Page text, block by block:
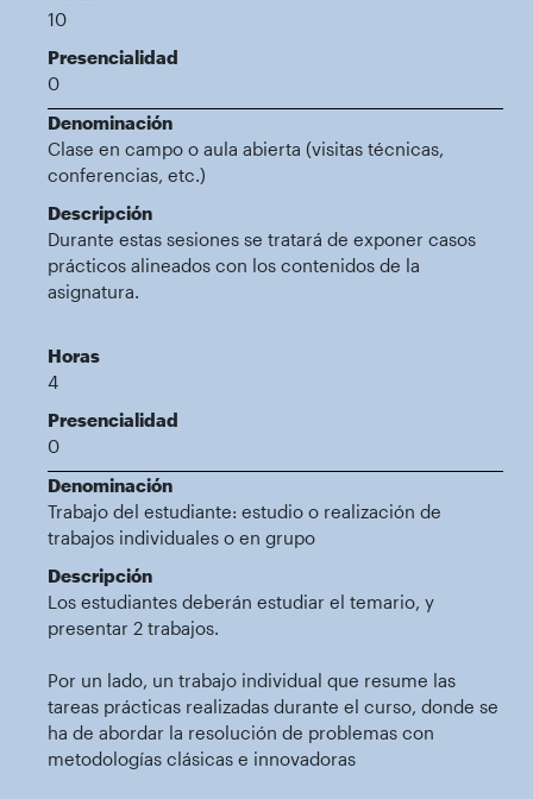
10
Presencialidad
0
Denominación
Clase en campo o aula abierta (visitas técnicas,
conferencias, etc.)
Descripción
Durante estas sesiones se tratará de exponer casos
prácticos alineados con los contenidos de la
asignatura.
Horas
4
Presencialidad
0
Denominación
Trabajo del estudiante: estudio o realización de
trabajos individuales o en grupo
Descripción
Los estudiantes deberán estudiar el temario, y
presentar 2 trabajos.
Por un lado, un trabajo individual que resume las
tareas prácticas realizadas durante el curso, donde se
ha de abordar la resolución de problemas con
metodologías clásicas e innovadoras